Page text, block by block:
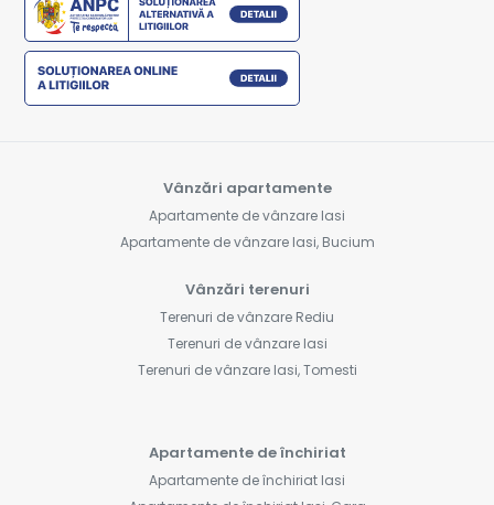
Vânzări apartamente
Apartamente de vânzare Iasi
Apartamente de vânzare Iasi, Bucium
Vânzări terenuri
Terenuri de vânzare Rediu
Terenuri de vânzare Iasi
Terenuri de vânzare Iasi, Tomesti
Apartamente de închiriat
Apartamente de închiriat Iasi